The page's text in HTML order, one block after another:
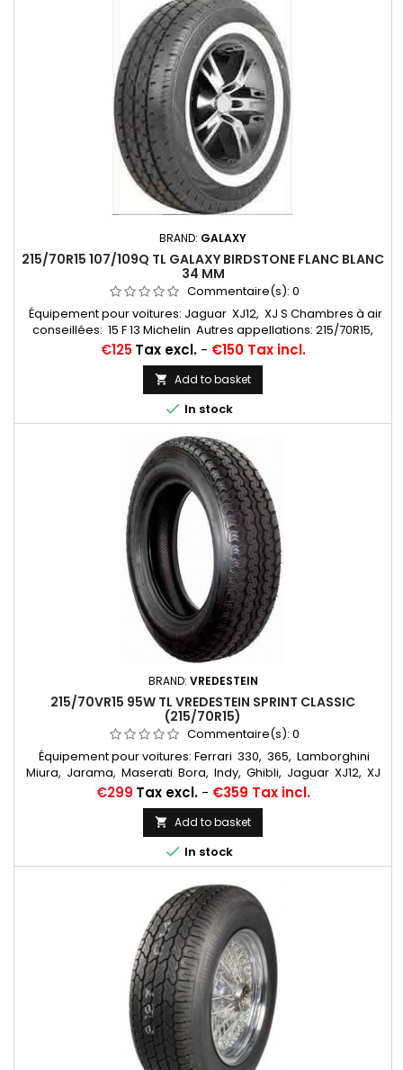
BRAND: GALAXY
215/70R15 107/109Q TL GALAXY BIRDSTONE FLANC BLANC
34 MM
Commentaire(s): 0
Équipement pour voitures: Jaguar XJ12, XJ S Chambres à air
conseillées: 15 F 13 Michelin Autres appellations: 215/70R15,
215/70VR15, 215/70-15, 215/70x15, 215/70/15, 215/70ZR15,
215/70*15, 215/70/15, 215/70 VR 15, 215/70 R 15, 215/70TR15
Price
€125 Tax excl.- €150 Tax incl.
 Add to basket
 In stock
BRAND: VREDESTEIN
215/70VR15 95W TL VREDESTEIN SPRINT CLASSIC
(215/70R15)
Commentaire(s): 0
Équipement pour voitures: Ferrari 330, 365, Lamborghini
Miura, Jarama, Maserati Bora, Indy, Ghibli, Jaguar XJ12, XJ
S Chambres à air conseillées: 15 F 13 Michelin Autres
appellations: 215/70R15, 215/70VR15, 215/70-15, 215/70x15,
215/70/15, 215/70ZR15, 215/70*15, 215/70/15, 215/70 VR 15, 215/70
R 15
Price
€299 Tax excl.- €359 Tax incl.
 Add to basket
 In stock